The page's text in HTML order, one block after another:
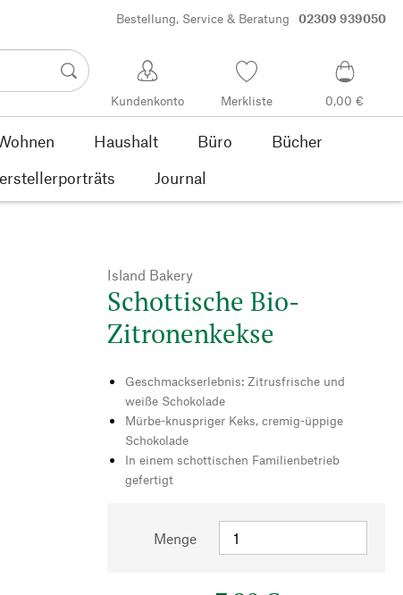
Bestellung, Service & Beratung 02309 939050
Kundenkonto Merkliste 0,00 €
Haushalt Büro
Bücher
Journal
Island Bakery
Schottische Bio-
Zitronenkekse
Geschmackserlebnis: Zitrusfrische und
weiße Schokolade
Mürbe-knuspriger Keks, cremig-üppige
Schokolade
In einem schottischen Familienbetrieb
gefertigt
Menge